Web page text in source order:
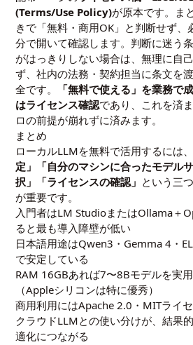
(Terms/Use Policy)が原本です。ま
きで「無料・商用OK」と判断せず、
分で開いて確認します。判断に迷う
がはっきりしない場合は、無理に自
ず、社内の法務・契約担当に条文を
全です。
「無料で使える」を業務で
はライセンス確認であり、これを済
ロの前提が崩れずに済みます。
まとめ
ローカルLLMを無料で活用するには、
定」「自分のマシンに合ったモデル
択」「ライセンスの確認」 という三
が重要です。
入門者はLM StudioまたはOllama＋
ると最も導入障壁が低い
日本語用途はQwen3・Gemma 4・
で安定している
RAM 16GBあれば7〜8Bモデルを実
（Appleシリコンは特に優秀）
商用利用にはApache 2.0・MITライ
クラウドLLMとの使い分けが、結果
適化につながる